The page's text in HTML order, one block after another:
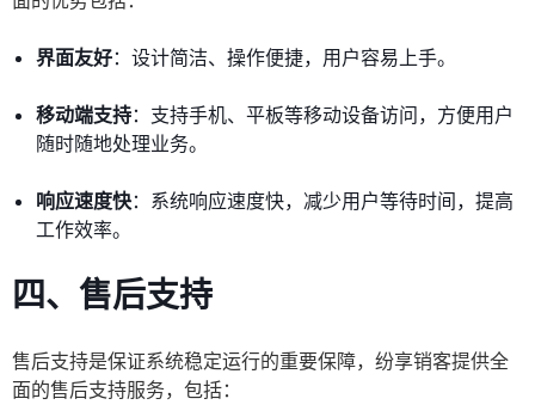
界面友好：设计简洁、操作便捷，用户容易上手。
移动端支持：支持手机、平板等移动设备访问，方便用户
随时随地处理业务。
响应速度快：系统响应速度快，减少用户等待时间，提高
工作效率。
四、售后支持
售后支持是保证系统稳定运行的重要保障，纷享销客提供全
面的售后支持服务，包括：